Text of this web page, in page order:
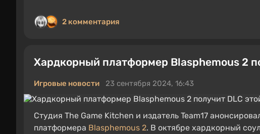
2 комментария
Хардкорный платформер Blasphemous 2
Игровые новости 23 сентября 2024, 16:43
Студия The Game Kitchen и издатель Team17
платформера Blasphemous 2. В октябре хардкорный